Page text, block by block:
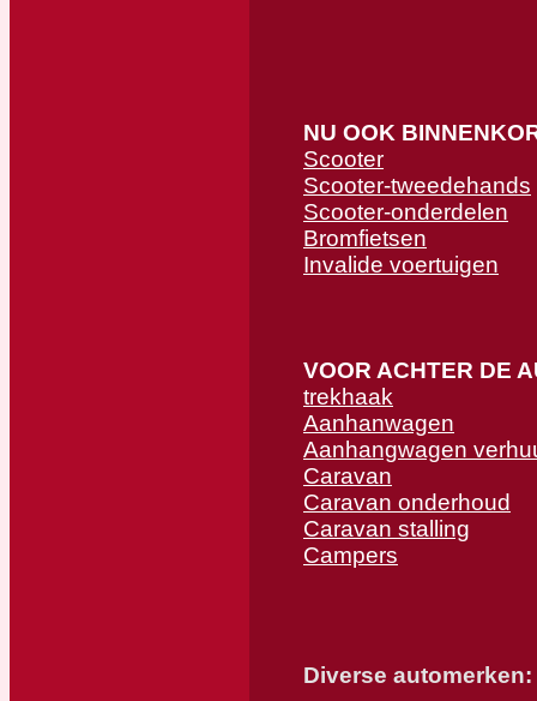
NU OOK
Scooter
Scooter-tweedehands
Scooter-onderdelen
Bromfietsen
Invalide voertuigen
VOOR ACHTER DE
trekhaak
Aanhanwagen
Aanhangwagen
Caravan
Caravan onderhoud
Caravan stalling
Campers
Diverse automerken: